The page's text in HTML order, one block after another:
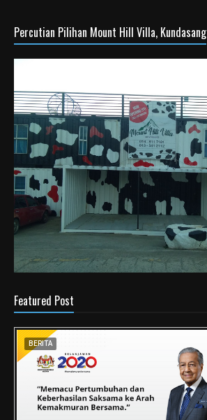
Percutian Pilihan Mount Hill Villa, Kundasang
Featured Post
BERITA